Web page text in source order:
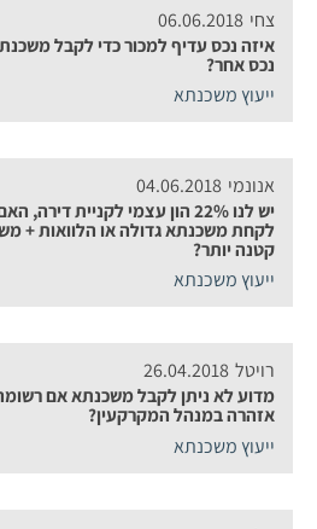
צחי 06.06.2018
איזה נכס עדיף למכור כדי לקבל
נכס אחר?
ייעוץ משכנתא
אנונמי 04.06.2018
יש לנו 22% הון עצמי לקניית דירה,
לקחת משכנתא גדולה או הלוואות +
קטנה יותר?
ייעוץ משכנתא
רויטל 26.04.2018
מדוע לא ניתן לקבל משכנתא אם
אזהרה במנהל המקרקעין?
ייעוץ משכנתא